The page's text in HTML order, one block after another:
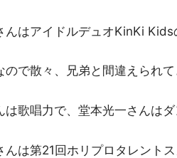
んはアイドルデュオKinKi
ので散々、兄弟と間違えられ
は歌唱力で、堂本光一さんは
んは第21回ホリプロタレント